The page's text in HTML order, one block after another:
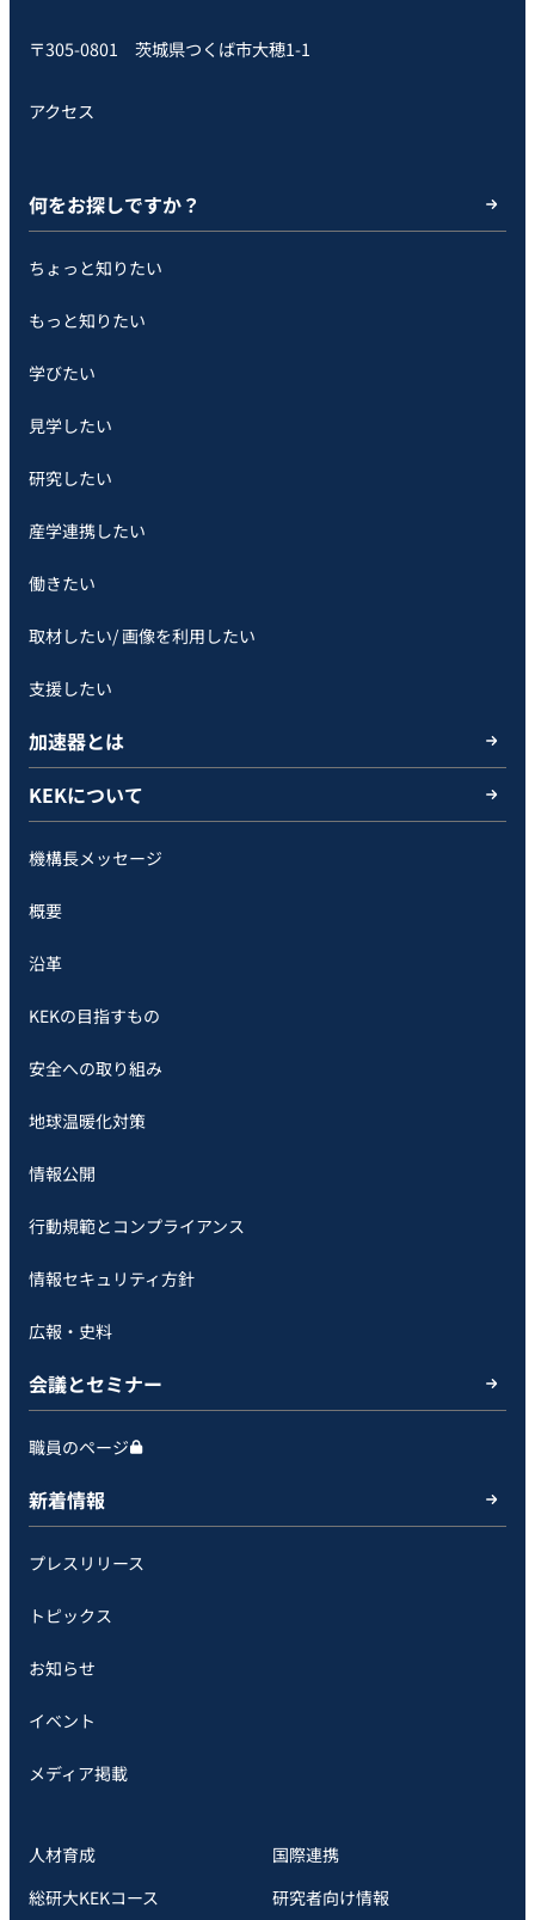
〒305-0801 茨城県つくば市大穂1-1
アクセス
何をお探しですか？
ちょっと知りたい
もっと知りたい
学びたい
見学したい
研究したい
産学連携したい
働きたい
取材したい/ 画像を利用したい
支援したい
加速器とは
KEKについて
機構長メッセージ
概要
沿革
KEKの目指すもの
安全への取り組み
地球温暖化対策
情報公開
行動規範とコンプライアンス
情報セキュリティ方針
広報・史料
会議とセミナー
職員のページ
新着情報
プレスリリース
トピックス
お知らせ
イベント
メディア掲載
人材育成
国際連携
総研大KEKコース
研究者向け情報